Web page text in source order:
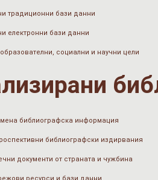
традиционни бази данни
електронни бази данни
социални и научни цели
библиографска информация
библиографски издирвания
документи от страната и чужбина